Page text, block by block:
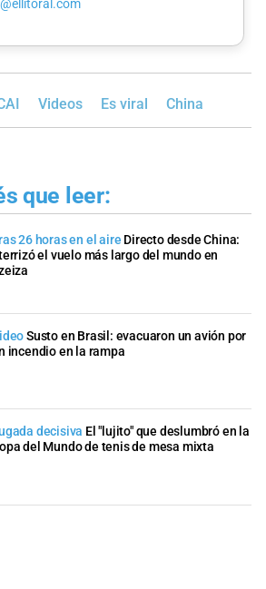
Videos Es viral China
que leer:
26 horas en el aire Directo desde China:
el vuelo más largo del mundo en
Susto en Brasil: evacuaron un avión por
incendio en la rampa
decisiva El "lujito" que deslumbró en la
del Mundo de tenis de mesa mixta